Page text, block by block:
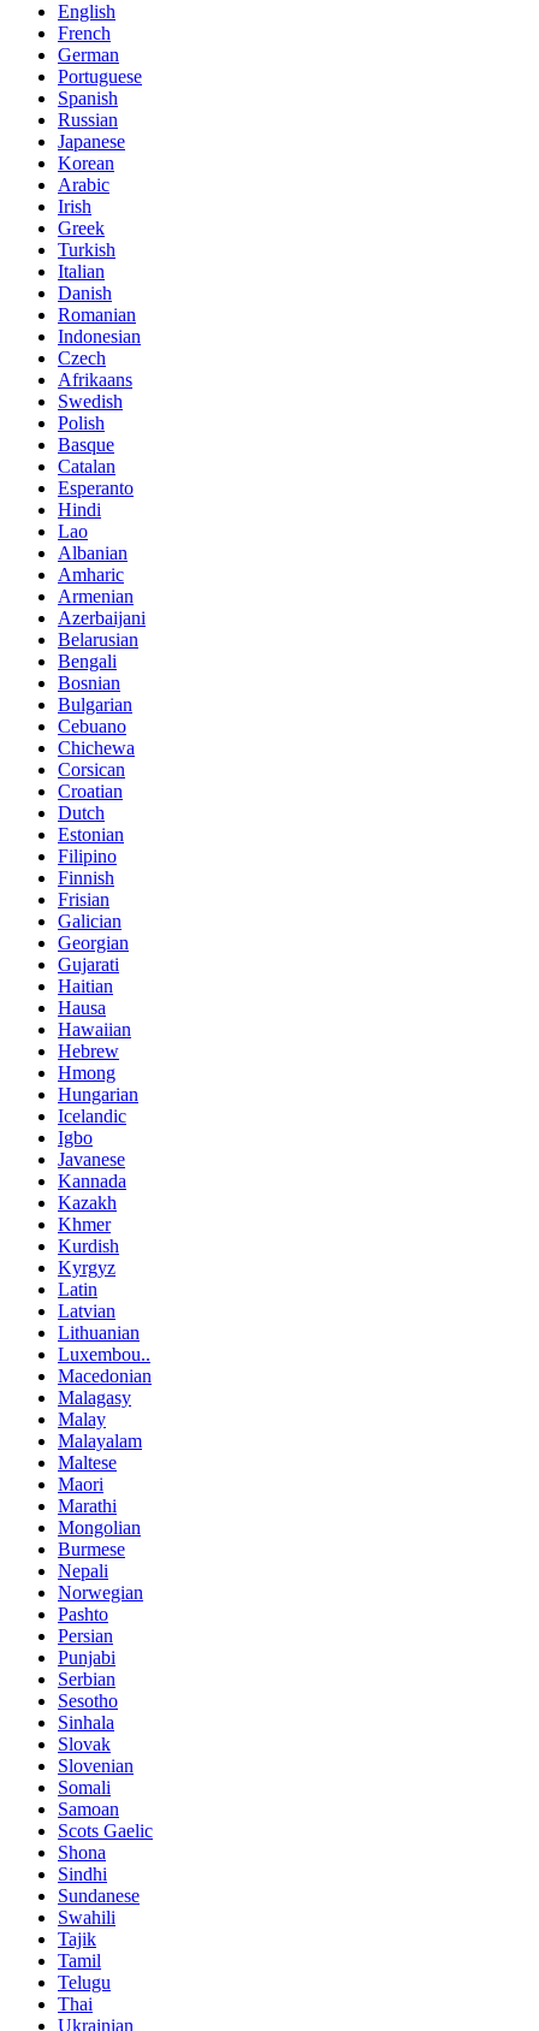
English
French
German
Portuguese
Spanish
Russian
Japanese
Korean
Arabic
Irish
Greek
Turkish
Italian
Danish
Romanian
Indonesian
Czech
Afrikaans
Swedish
Polish
Basque
Catalan
Esperanto
Hindi
Lao
Albanian
Amharic
Armenian
Azerbaijani
Belarusian
Bengali
Bosnian
Bulgarian
Cebuano
Chichewa
Corsican
Croatian
Dutch
Estonian
Filipino
Finnish
Frisian
Galician
Georgian
Gujarati
Haitian
Hausa
Hawaiian
Hebrew
Hmong
Hungarian
Icelandic
Igbo
Javanese
Kannada
Kazakh
Khmer
Kurdish
Kyrgyz
Latin
Latvian
Lithuanian
Luxembou..
Macedonian
Malagasy
Malay
Malayalam
Maltese
Maori
Marathi
Mongolian
Burmese
Nepali
Norwegian
Pashto
Persian
Punjabi
Serbian
Sesotho
Sinhala
Slovak
Slovenian
Somali
Samoan
Scots Gaelic
Shona
Sindhi
Sundanese
Swahili
Tajik
Tamil
Telugu
Thai
Ukrainian